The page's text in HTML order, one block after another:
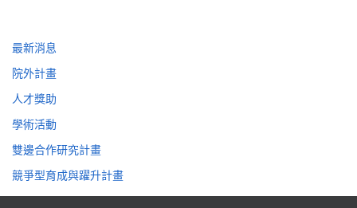
最新消息
院外計畫
人才獎助
學術活動
雙邊合作研究計畫
競爭型育成與躍升計畫